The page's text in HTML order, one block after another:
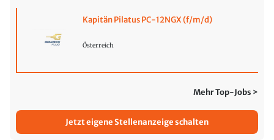
Kapitän Pilatus PC-12NGX (f/m/d)
Österreich
Mehr Top-Jobs >
Jetzt eigene Stellenanzeige schalten